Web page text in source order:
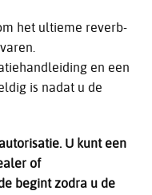
het ultieme reverb-
en een
is nadat u de
U kunt een
of
begint zodra u de